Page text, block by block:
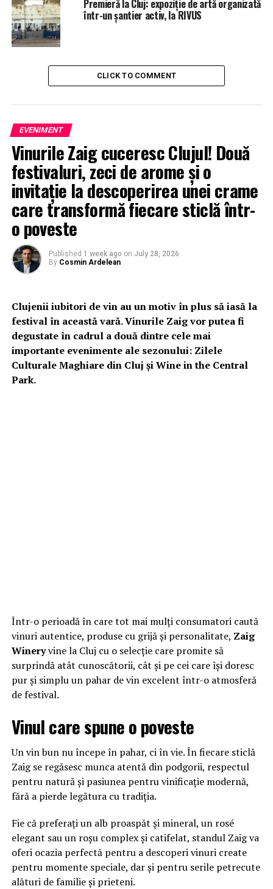
Premieră la Cluj: expoziție de artă organizată
într-un șantier activ, la RIVUS
CLICK TO COMMENT
EVENIMENT
Vinurile Zaig cuceresc Clujul! Două
festivaluri, zeci de arome și o
invitație la descoperirea unei crame
care transformă fiecare sticlă într-
o poveste
Published 1 week ago on July 28, 2026
By Cosmin Ardelean
Clujenii iubitori de vin au un motiv în plus să iasă la
festival în această vară. Vinurile Zaig vor putea fi
degustate în cadrul a două dintre cele mai
importante evenimente ale sezonului: Zilele
Culturale Maghiare din Cluj și Wine in the Central
Park.
Într-o perioadă în care tot mai mulți consumatori caută
vinuri autentice, produse cu grijă și personalitate, Zaig
Wineryvine la Cluj cu o selecție care promite să
surprindă atât cunoscătorii, cât și pe cei care își doresc
pur și simplu un pahar de vin excelent într-o atmosferă
de festival.
Vinul care spune o poveste
Un vin bun nu începe în pahar, ci în vie. În fiecare sticlă
Zaig se regăsesc munca atentă din podgorii, respectul
pentru natură și pasiunea pentru vinificație modernă,
fără a pierde legătura cu tradiția.
Fie că preferați un alb proaspăt și mineral, un rosé
elegant sau un roșu complex și catifelat, standul Zaig va
oferi ocazia perfectă pentru a descoperi vinuri create
pentru momente speciale, dar și pentru serile petrecute
alături de familie și prieteni.